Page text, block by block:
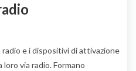
radio e i dispositivi di attivazione
via radio. Formano